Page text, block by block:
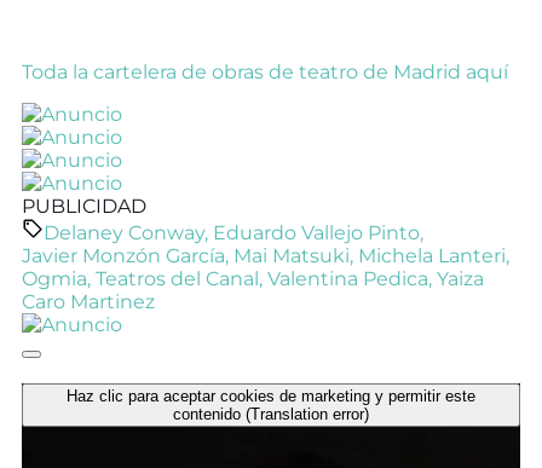
Toda la cartelera de obras de teatro de Madrid aquí
PUBLICIDAD
Delaney Conway, Eduardo Vallejo Pinto,
Javier Monzón García, Mai Matsuki, Michela Lanteri,
Ogmia, Teatros del Canal, Valentina Pedica, Yaiza
Caro Martinez
Haz clic para aceptar cookies de marketing y permitir este
contenido (Translation error)